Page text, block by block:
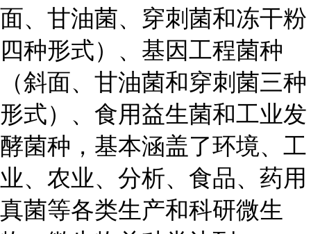
面、甘油菌、穿刺菌和冻干粉
四种形式）、基因工程菌种
（斜面、甘油菌和穿刺菌三种
形式）、食用益生菌和工业发
酵菌种，基本涵盖了环境、工
业、农业、分析、食品、药用
真菌等各类生产和科研微生